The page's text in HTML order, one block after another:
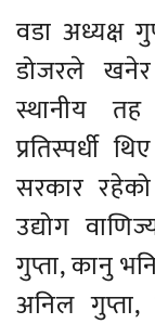
वडा अध्यक्ष
डोजरले
स्थानीय तह
प्रतिस्पर्धी
सरकार
उद्योग
गुप्ता, कानु
अनिल